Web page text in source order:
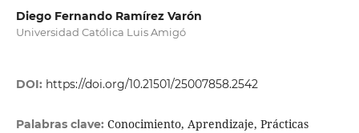
Diego Fernando Ramírez Varón
Universidad Católica Luis Amigó
DOI: https://doi.org/10.21501/25007858.2542
Palabras clave: Conocimiento, Aprendizaje, Prácticas